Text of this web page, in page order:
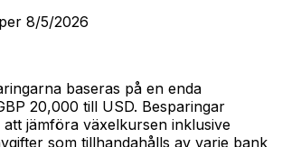
8/5/2026
baseras på en enda
20,000 till USD. Besparingar
jämföra växelkursen inklusive
som tillhandahålls av varje bank